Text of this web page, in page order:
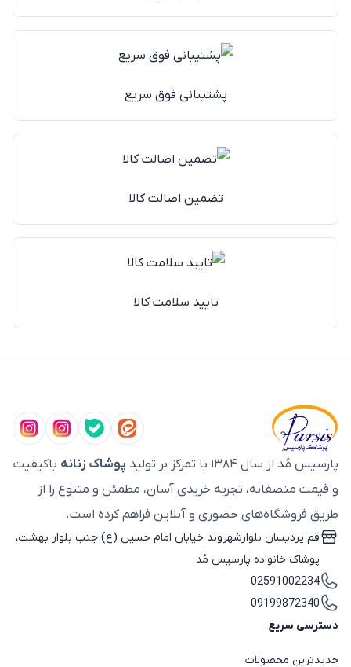
پشتیبانی فوق سریع
تضمین اصالت کالا
تایید سلامت کالا
پارسیس مُد از سال ۱۳۸۴ با تمرکز بر تولید پوشاک زنانه باکیفیت
و قیمت منصفانه، تجربه خریدی آسان، مطمئن و متنوع را از
طریق فروشگاه‌های حضوری و آنلاین فراهم کرده است.
قم پردیسان بلوارشهروند خیابان امام حسین (ع) جنب بلوار بهشت،
پوشاک خانواده پارسیس مُد
02591002234
09199872340
دسترسی سریع
جدیدترین محصولات